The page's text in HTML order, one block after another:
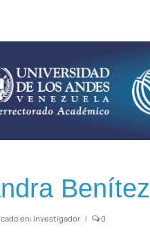
Benítez
en: Investigador | 0